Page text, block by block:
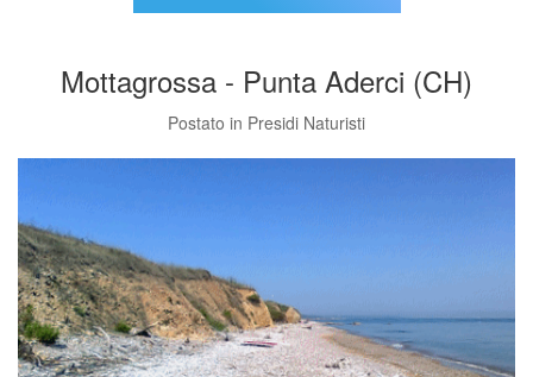
Mottagrossa - Punta Aderci (CH)
Postato in Presidi Naturisti